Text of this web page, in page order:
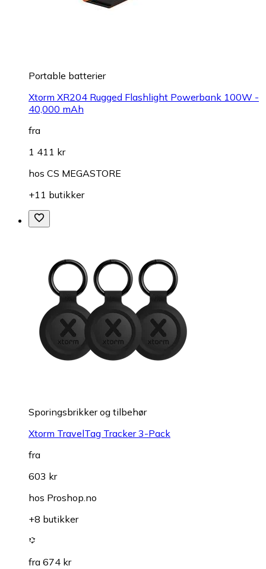
Portable batterier
Xtorm XR204 Rugged Flashlight Powerbank 100W -
40,000 mAh
fra
1 411 kr
hos CS MEGASTORE
+11 butikker
Sporingsbrikker og tilbehør
Xtorm TravelTag Tracker 3-Pack
fra
603 kr
hos Proshop.no
+8 butikker
fra 674 kr